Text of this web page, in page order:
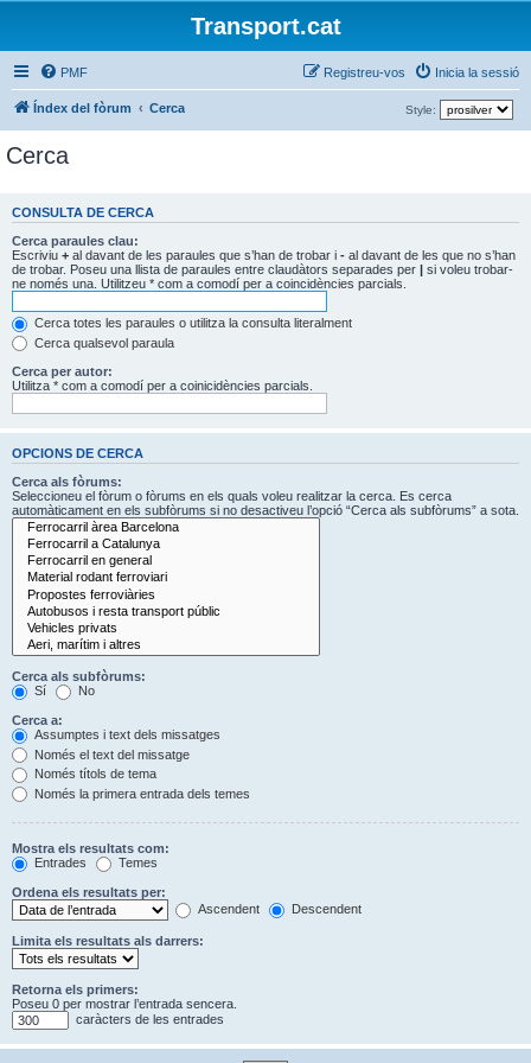
Transport.cat
PMF Inicia la sessió
Registreu-vos
Índex del fòrum Cerca Style:
Cerca
CONSULTA DE CERCA
Cerca paraules clau:
Escriviu + al davant de les paraules que s’han de trobar i - al davant de les que no s’han
de trobar. Poseu una llista de paraules entre claudàtors separades per | si voleu trobar-
ne només una. Utilitzeu * com a comodí per a coincidències parcials.
Cerca totes les paraules o utilitza la consulta literalment
Cerca qualsevol paraula
Cerca per autor:
Utilitza * com a comodí per a coinicidències parcials.
OPCIONS DE CERCA
Cerca als fòrums:
Seleccioneu el fòrum o fòrums en els quals voleu realitzar la cerca. Es cerca
automàticament en els subfòrums si no desactiveu l’opció “Cerca als subfòrums” a sota.
Cerca als subfòrums:
Sí
No
Cerca a:
Assumptes i text dels missatges
Només el text del missatge
Només títols de tema
Només la primera entrada dels temes
Mostra els resultats com:
Entrades
Temes
Ordena els resultats per:
Ascendent
Descendent
Limita els resultats als darrers:
Retorna els primers:
Poseu 0 per mostrar l’entrada sencera.
caràcters de les entrades